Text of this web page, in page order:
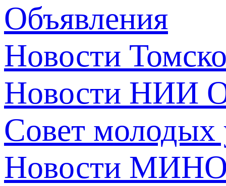
Объявления
Новости
Новости НИИ
Совет молодых
Новости